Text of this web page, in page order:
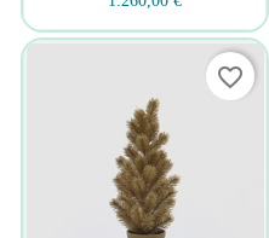
favorite_border